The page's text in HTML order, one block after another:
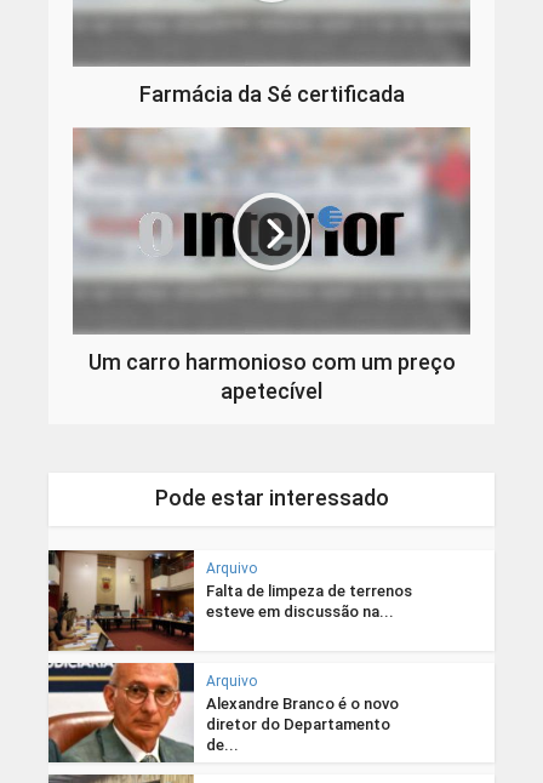
Farmácia da Sé certificada
Um carro harmonioso com um preço
apetecível
Pode estar interessado
Arquivo
Falta de limpeza de terrenos
esteve em discussão na...
Arquivo
Alexandre Branco é o novo
diretor do Departamento
de...